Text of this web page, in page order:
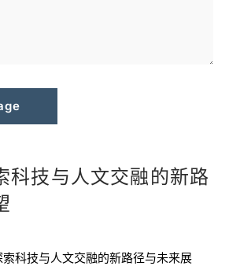
科技与人文交融的新路
科技与人文交融的新路径与未来展